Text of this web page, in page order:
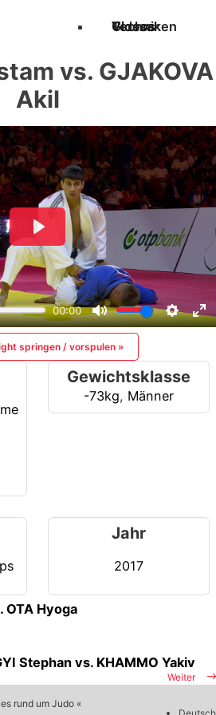
Techniken
Videos
Glossar
vs. GJAKOVA
Akil
springen / vorspulen »
Gewichtsklasse
-73kg, Männer
Jahr
2017
OTA Hyoga
Weiter
Stephan vs. KHAMMO Yakiv
rund um Judo «